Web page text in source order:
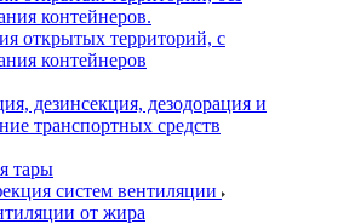
контейнеров.
открытых территорий, с
контейнеров
дезинсекция, дезодорация и
транспортных средств
тары
систем вентиляции
от жира